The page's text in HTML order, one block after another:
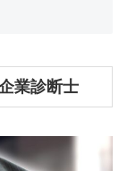
業診断士